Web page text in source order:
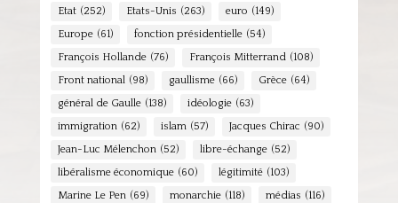
Etat (252) Etats-Unis (263) euro (149)
Europe (61) fonction présidentielle (54)
François Hollande (76) François Mitterrand (108)
Front national (98) gaullisme (66) Grèce (64)
général de Gaulle (138) idéologie (63)
immigration (62) islam (57) Jacques Chirac (90)
Jean-Luc Mélenchon (52) libre-échange (52)
libéralisme économique (60) légitimité (103)
Marine Le Pen (69) monarchie (118) médias (116)